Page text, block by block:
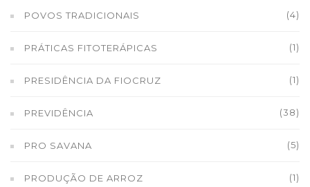
POVOS TRADICIONAIS (4)
PRÁTICAS FITOTERÁPICAS (1)
PRESIDÊNCIA DA FIOCRUZ (1)
PREVIDÊNCIA (38)
PRO SAVANA (5)
PRODUÇÃO DE ARROZ (1)